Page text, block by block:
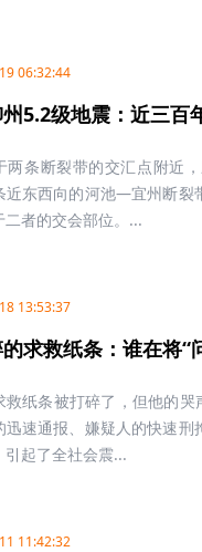
06:32:44
5.2级地震：近三百
两条断裂带的交汇点附近
近东西向的河池—宜州断裂
二者的交会部位。...
13:53:37
求救纸条：谁在将“
救纸条被打碎了，但他的哭
迅速通报、嫌疑人的快速
引起了全社会震...
11:42:32